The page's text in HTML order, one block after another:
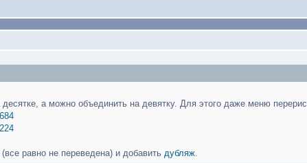
а можно объединить на девятку. Для этого даже меню
равно не переведена) и добавить дубляж.